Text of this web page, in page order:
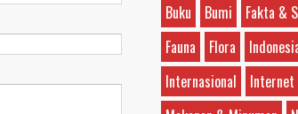
Buku
Bumi
Fakta &
Fauna
Flora
Internasional
Internet